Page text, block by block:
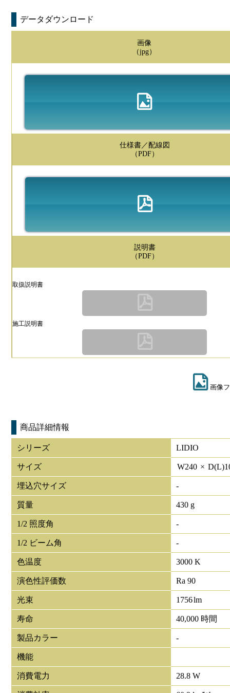
データダウンロード
画像
（jpg）
仕様書／配線図
（PDF）
説明書
（PDF）
取扱説明書
施工説明書
画像
商品詳細情報
シリーズ LIDIO
サイズ W240 × D(L)
埋込穴サイズ -
質量 430 g
1/2 照度角 -
1/2 ビーム角 -
色温度 3000 K
演色性評価数 Ra 90
光束 1756lm
寿命 40,000 時間
製品カラー -
機能
消費電力 28.8 W